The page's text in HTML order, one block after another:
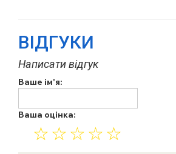
ВІДГУКИ
Написати відгук
Ваше ім'я:
Ваша оцінка:
☆
☆
☆
☆
☆